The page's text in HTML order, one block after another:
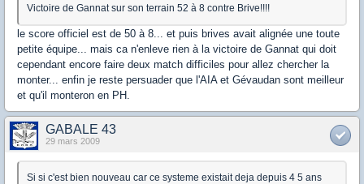
Victoire de Gannat sur son terrain 52 à 8 contre Brive!!!!
le score officiel est de 50 à 8... et puis brives avait alignée une toute
petite équipe... mais ca n'enleve rien à la victoire de Gannat qui doit
cependant encore faire deux match difficiles pour allez chercher la
monter... enfin je reste persuader que l'AIA et Gévaudan sont meilleur
et qu'il monteron en PH.
GABALE 43
29 mars 2009
Si si c'est bien nouveau car ce systeme existait deja depuis 4 5 ans